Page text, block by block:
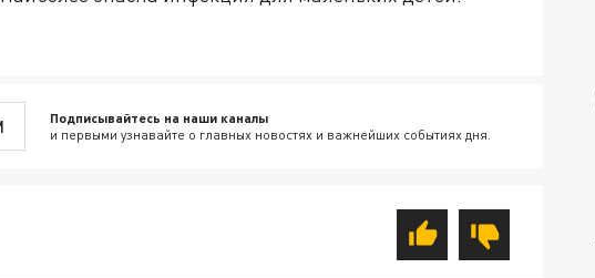
Подписывайтесь на наши каналы
и первыми узнавайте о главных новостях и важнейших событиях дня.